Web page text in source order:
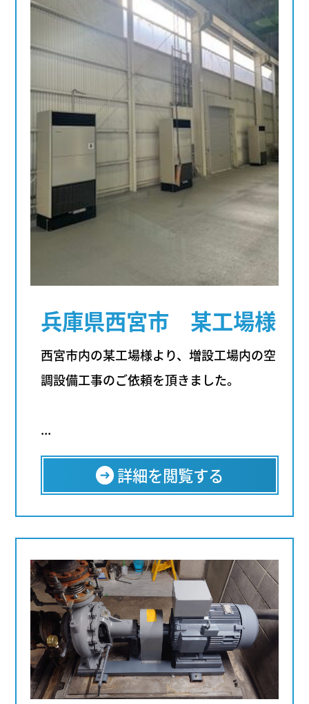
兵庫県西宮市 某工場様
西宮市内の某工場様より、増設工場内の空
調設備工事のご依頼を頂きました。
...
詳細を閲覧する